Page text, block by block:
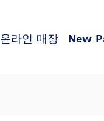
온라인 매장 New